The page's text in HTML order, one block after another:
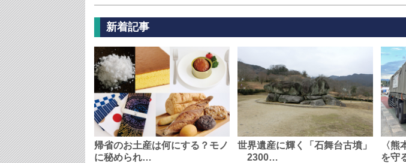
新着記事
帰省のお土産は何にする？モノ
に秘められ…
世界遺産に輝く「石舞台古墳」
2300…
〈
を守